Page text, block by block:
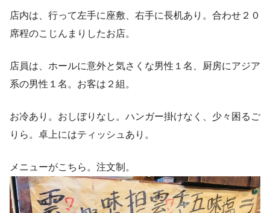
店内は、行って左手に座敷、右手に長机あり。合わせ２０
席程のこじんまりしたお店。
店員は、ホールに意外と気さくな男性１名、厨房にアジア
系の男性１名。お客は２組。
お冷あり。おしぼりなし。ハンガー掛けなく、少々困るご
りら。卓上にはティッシュあり。
メニューがこちら。注文制。